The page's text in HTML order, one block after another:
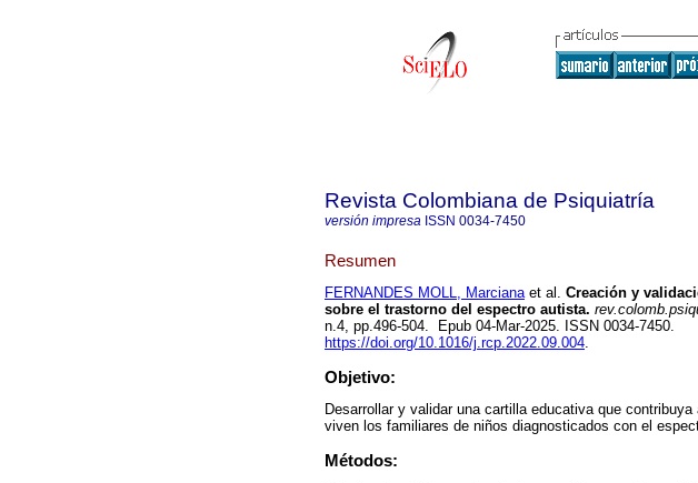
Revista Colombiana de Psiquiatría
versión impresa ISSN 0034-7450
Resumen
FERNANDES MOLL, Marcianaet al. Creación y
sobre el trastorno del espectro autista.
n.4, pp.496-504. Epub 04-Mar-2025. ISSN 0034-7450.
https://doi.org/10.1016/j.rcp.2022.09.004.
Objetivo:
Desarrollar y validar una cartilla educativa que
viven los familiares de niños diagnosticados con el
Métodos: